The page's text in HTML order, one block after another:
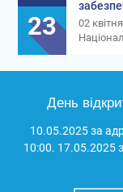
23
02
День
10.05.2025 за
10:00. 17.05.2025